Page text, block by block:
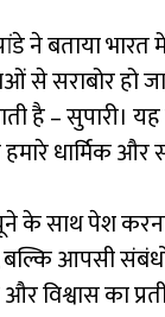
ने बताया
से सराबोर हो
है – सुपारी।
धार्मिक और
के साथ पेश
आपसी
विश्वास का